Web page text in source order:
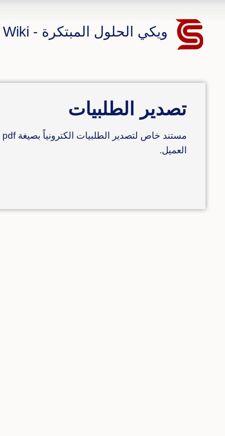
ويكي الحلول المبتكرة - CS ERP Wiki
تصدير الطلبيات
العميل.